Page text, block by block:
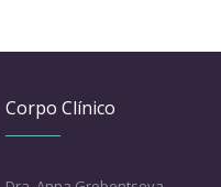
Corpo Clínico